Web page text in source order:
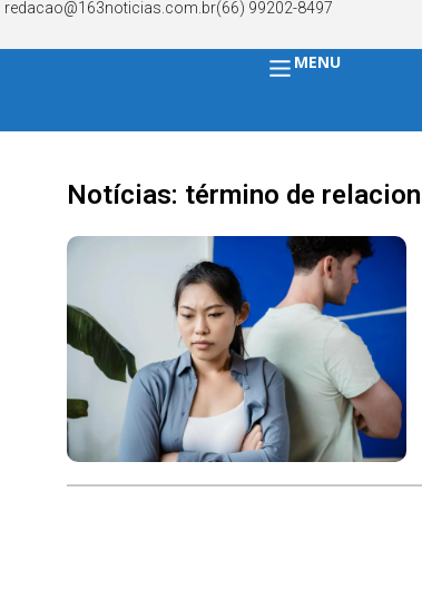
redacao@163noticias.com.br(66) 99202-8497
MENU
Notícias: término de